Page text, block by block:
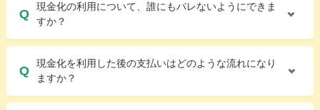
現金化の利用について、誰にもバレないようにできま
すか？
現金化を利用した後の支払いはどのような流れになり
ますか？